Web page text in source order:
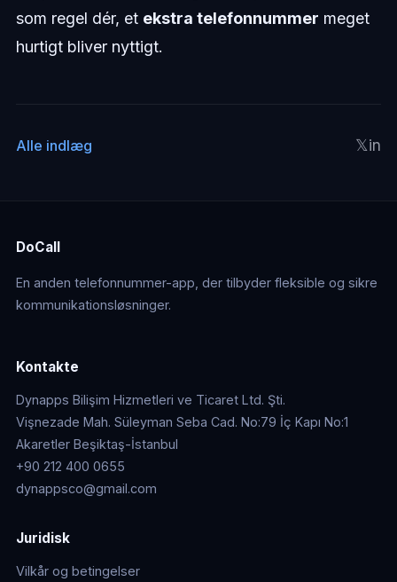
som regel dér, et ekstra telefonnummer meget
hurtigt bliver nyttigt.
Alle indlæg 𝕏in
DoCall
En anden telefonnummer-app, der tilbyder fleksible og sikre
kommunikationsløsninger.
Kontakte
Dynapps Bilişim Hizmetleri ve Ticaret Ltd. Şti.
Vişnezade Mah. Süleyman Seba Cad. No:79 İç Kapı No:1
Akaretler Beşiktaş-İstanbul
+90 212 400 0655
dynappsco@gmail.com
Juridisk
Vilkår og betingelser